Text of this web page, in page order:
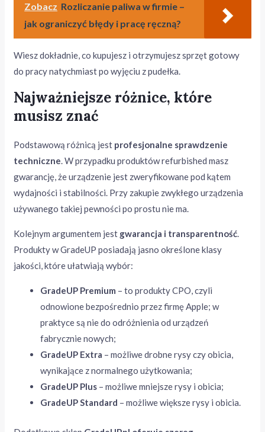
Zobacz Rozliczanie paliwa w firmie –
jak ograniczyć błędy i pracę ręczną?
Wiesz dokładnie, co kupujesz i otrzymujesz sprzęt gotowy
do pracy natychmiast po wyjęciu z pudełka.
Najważniejsze różnice, które
musisz znać
Podstawową różnicą jest profesjonalne sprawdzenie
techniczne. W przypadku produktów refurbished masz
gwarancję, że urządzenie jest zweryfikowane pod kątem
wydajności i stabilności. Przy zakupie zwykłego urządzenia
używanego takiej pewności po prostu nie ma.
Kolejnym argumentem jest gwarancja i transparentność.
Produkty w GradeUP posiadają jasno określone klasy
jakości, które ułatwiają wybór:
GradeUP Premium – to produkty CPO, czyli
odnowione bezpośrednio przez firmę Apple; w
praktyce są nie do odróżnienia od urządzeń
fabrycznie nowych;
GradeUP Extra – możliwe drobne rysy czy obicia,
wynikające z normalnego użytkowania;
GradeUP Plus – możliwe mniejsze rysy i obicia;
GradeUP Standard – możliwe większe rysy i obicia.